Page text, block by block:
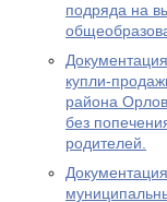
подряда на
купли-
района
без
родителей.